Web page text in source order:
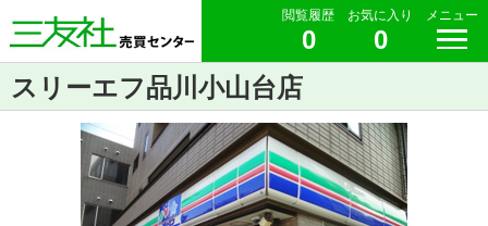
閲覧履歴
0
お気に入り
0
メニュー
スリーエフ品川小山台店